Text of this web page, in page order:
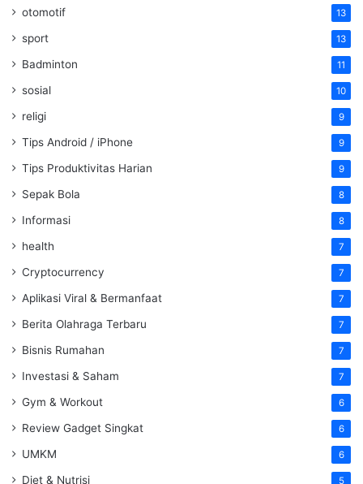
otomotif 13
sport 13
Badminton 11
sosial 10
religi 9
Tips Android / iPhone 9
Tips Produktivitas Harian 9
Sepak Bola 8
Informasi 8
health 7
Cryptocurrency 7
Aplikasi Viral & Bermanfaat 7
Berita Olahraga Terbaru 7
Bisnis Rumahan 7
Investasi & Saham 7
Gym & Workout 6
Review Gadget Singkat 6
UMKM 6
Diet & Nutrisi 5